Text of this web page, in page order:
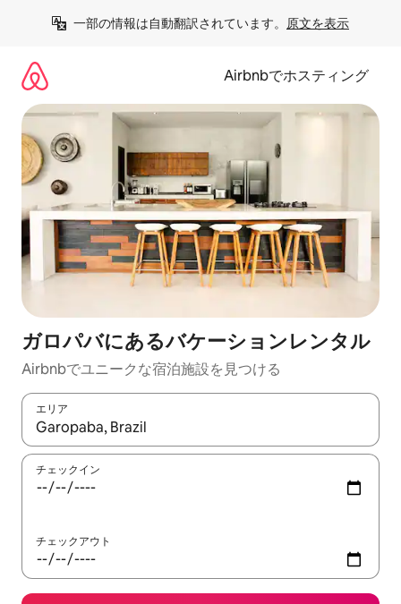
一部の情報は自動翻訳されています。 原文を表示
Airbnbでホスティング
ガロパバにあるバケーションレンタル
Airbnbでユニークな宿泊施設を見つける
エリア
検索結果が表示されたら、上下の矢印キーを使って移動するか
チェックイン
チェックアウト